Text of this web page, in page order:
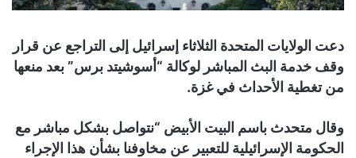
دعت الولايات المتحدة الثلاثاء إسرائيل إلى التراجع عن قرار
وقف خدمة البث المباشر لوكالة “أسوشيتد برس” بعد منعها
من تغطية الأحداث في غزة.
وقال متحدث باسم البيت الأبيض “نتواصل بشكل مباشر مع
الحكومة الإسرائيلية للتعبير عن مخاوفنا بشأن هذا الإجراء